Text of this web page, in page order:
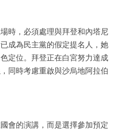
時，必須處理與拜登和內塔尼
成為民主黨的假定提名人，她
定位。拜登正在白宮努力達成
同時考慮重啟與沙烏地阿拉伯
會的演講，而是選擇參加預定